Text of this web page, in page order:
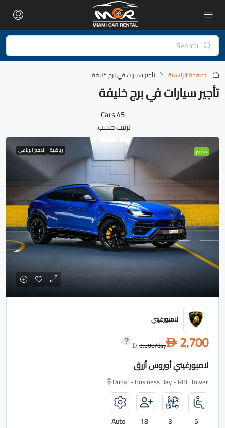
الصفحة الرئيسية تأجير سيارات في برج خليفة
تأجير سيارات في برج خليفة
45 Cars
ترتيب حسب:
متميز رياضية الدفع الرباعي
لامبورغيني
D 2,700
D3,500/day
لامبورغيني أوروس أزرق
Dubai - Business Bay - RBC Tower
5
3
18
Auto